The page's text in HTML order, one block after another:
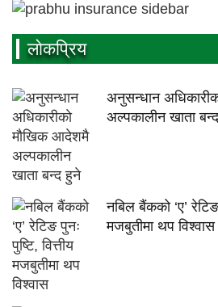
लाेकप्रिय
अनुसन्धान
अल्पकालीन खाता
नबिल बैंकको ‘ए’ रेटिङ
मजबुतीमा थप विश्वास